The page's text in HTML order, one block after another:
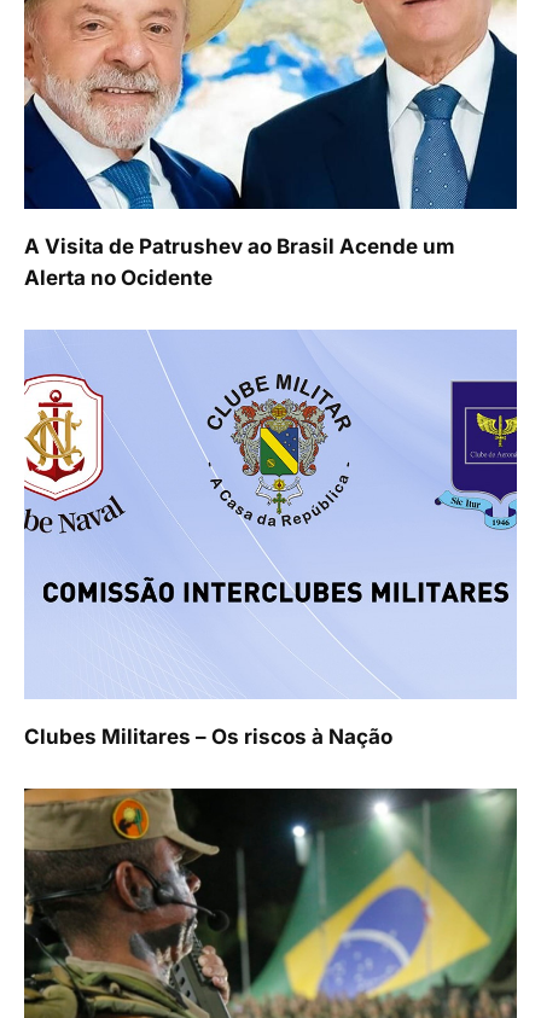
A Visita de Patrushev ao Brasil Acende um
Alerta no Ocidente
Clubes Militares – Os riscos à Nação